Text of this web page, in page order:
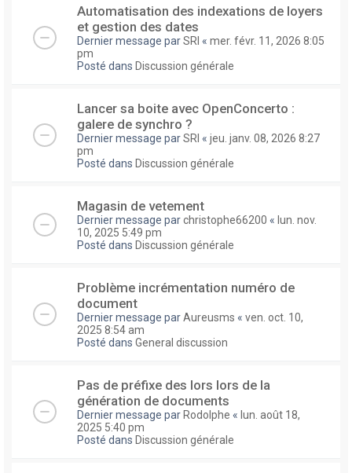
Automatisation des indexations de loyers
et gestion des dates
Dernier message parSRI « mer. févr. 11, 2026 8:05
pm
Posté dans Discussion générale
Lancer sa boite avec OpenConcerto :
galere de synchro ?
Dernier message parSRI « jeu. janv. 08, 2026 8:27
pm
Posté dans Discussion générale
Magasin de vetement
Dernier message parchristophe66200 « lun. nov.
10, 2025 5:49 pm
Posté dans Discussion générale
Problème incrémentation numéro de
document
Dernier message parAureusms « ven. oct. 10,
2025 8:54 am
Posté dans General discussion
Pas de préfixe des lors lors de la
génération de documents
Dernier message par Rodolphe « lun. août 18,
2025 5:40 pm
Posté dans Discussion générale